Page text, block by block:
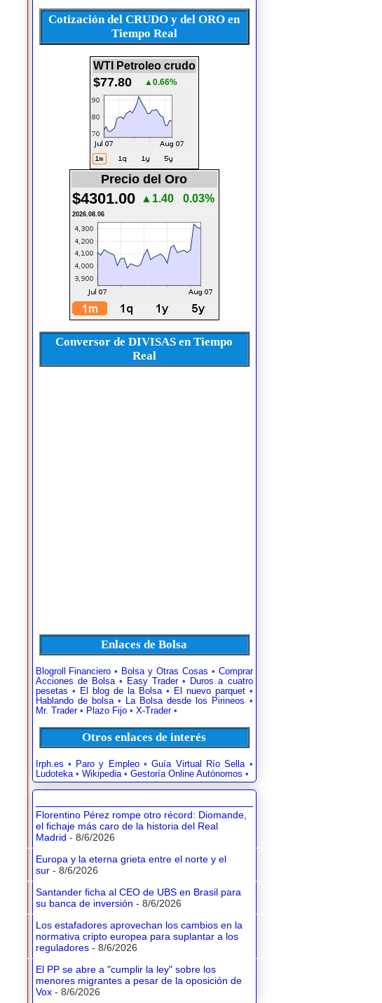
Cotización del CRUDO y del ORO en
Tiempo Real
WTI Petroleo crudo
$77.80 ▲0.66%
Precio del Oro
$4301.00 ▲1.40 0.03%
2026.08.06
Conversor de DIVISAS en Tiempo
Real
Enlaces de Bolsa
Blogroll Financiero • Bolsa y Otras Cosas • Comprar
Acciones de Bolsa• Easy Trader•
Duros a cuatro
pesetas • El blog de la Bolsa• El nuevo parquet•
Hablando de bolsa• La Bolsa desde los Pirineos •
Mr. Trader• Plazo Fijo• X-Trader•
Otros enlaces de interés
Irph.es • Paro y Empleo•Guía Virtual Río Sella•
Ludoteka• Wikipedia• Gestoría Online Autónomos •
Florentino Pérez rompe otro récord: Diomande,
el fichaje más caro de la historia del Real
Madrid - 8/6/2026
Europa y la eterna grieta entre el norte y el
sur- 8/6/2026
Santander ficha al CEO de UBS en Brasil para
su banca de inversión - 8/6/2026
Los estafadores aprovechan los cambios en la
normativa cripto europea para suplantar a los
reguladores- 8/6/2026
El PP se abre a "cumplir la ley" sobre los
menores migrantes a pesar de la oposición de
Vox- 8/6/2026